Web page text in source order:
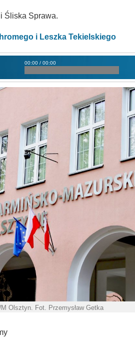
Śliska Sprawa.
i Leszka Tekielskiego
00:00 / 00:00
Olsztyn. Fot. Przemysław Getka